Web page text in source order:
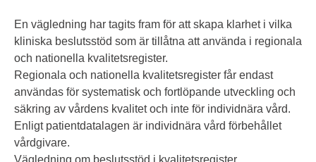
En vägledning har tagits fram för att skapa klarhet i vilka
kliniska beslutsstöd som är tillåtna att använda i regionala
och nationella kvalitetsregister.
Regionala och nationella kvalitetsregister får endast
användas för systematisk och fortlöpande utveckling och
säkring av vårdens kvalitet och inte för individnära vård.
Enligt patientdatalagen är individnära vård förbehållet
vårdgivare.
Vägledning om beslutsstöd i kvalitetsregister